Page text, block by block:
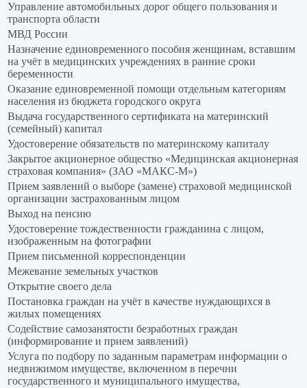
Управление автомобильных дорог общего пользования и
транспорта области
МВД России
Назначение единовременного пособия женщинам, вставшим
на учёт в медицинских учреждениях в ранние сроки
беременности
Оказание единовременной помощи отдельным категориям
населения из бюджета городского округа
Выдача государственного сертификата на материнский
(семейный) капитал
Удостоверение обязательств по материнскому капиталу
Закрытое акционерное общество «Медицинская акционерная
страховая компания» (ЗАО «МАКС-М»)
Прием заявлений о выборе (замене) страховой медицинской
организации застрахованным лицом
Выход на пенсию
Удостоверение тождественности гражданина с лицом,
изображенным на фотографии
Прием письменной корреспонденции
Межевание земельных участков
Открытие своего дела
Постановка граждан на учёт в качестве нуждающихся в
жилых помещениях
Содействие самозанятости безработных граждан
(информирование и прием заявлений)
Услуга по подбору по заданным параметрам информации о
недвижимом имуществе, включенном в перечни
государственного и муниципального имущества,